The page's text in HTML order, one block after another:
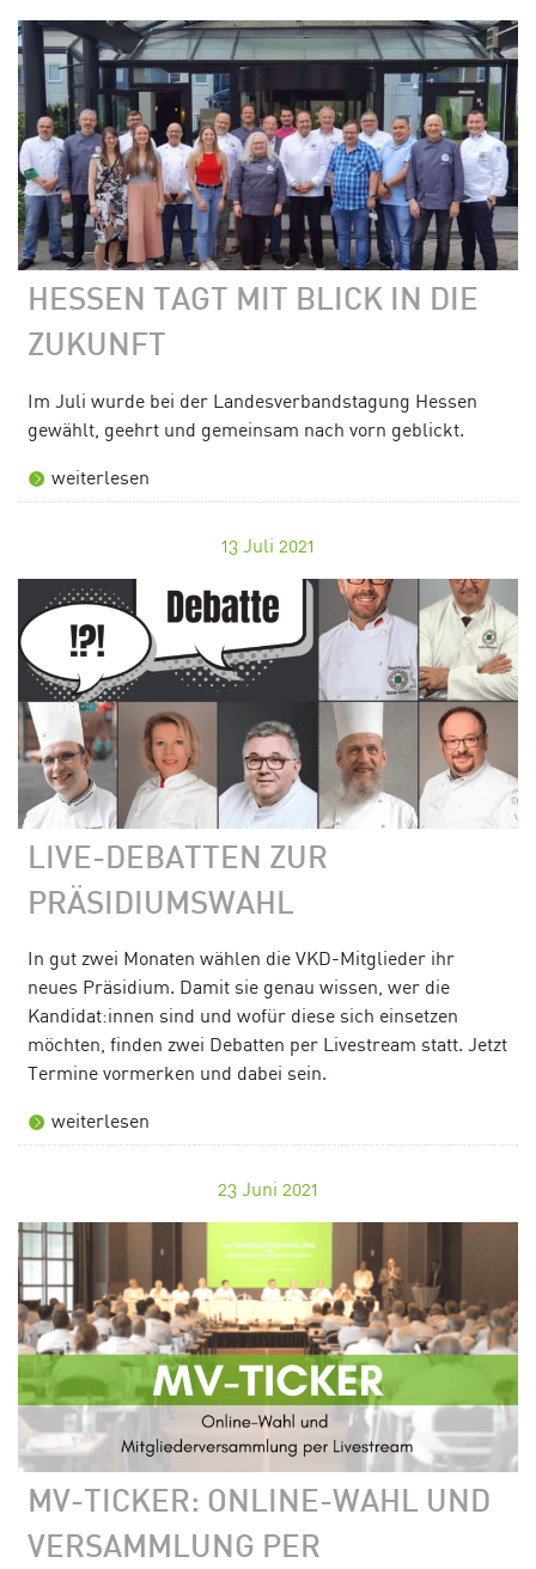
HESSEN TAGT MIT BLICK IN DIE
ZUKUNFT
Im Juli wurde bei der Landesverbandstagung Hessen
gewählt, geehrt und gemeinsam nach vorn geblickt.
weiterlesen
13 Juli 2021
LIVE-DEBATTEN ZUR
PRÄSIDIUMSWAHL
In gut zwei Monaten wählen die VKD-Mitglieder ihr
neues Präsidium. Damit sie genau wissen, wer die
Kandidat:innen sind und wofür diese sich einsetzen
möchten, finden zwei Debatten per Livestream statt. Jetzt
Termine vormerken und dabei sein.
weiterlesen
23 Juni 2021
MV-TICKER: ONLINE-WAHL UND
VERSAMMLUNG PER